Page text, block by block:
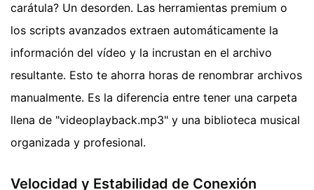
carátula? Un desorden. Las herramientas premium o
los scripts avanzados extraen automáticamente la
información del vídeo y la incrustan en el archivo
resultante. Esto te ahorra horas de renombrar archivos
manualmente. Es la diferencia entre tener una carpeta
llena de "videoplayback.mp3" y una biblioteca musical
organizada y profesional.
Velocidad y Estabilidad de Conexión